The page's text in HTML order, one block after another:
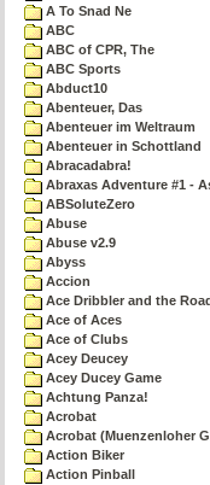
A To Snad Ne
ABC
ABC of CPR, The
ABC Sports
Abduct10
Abenteuer, Das
Abenteuer im Weltraum
Abenteuer in Schottland
Abracadabra!
Abraxas Adventure #1 -
ABSoluteZero
Abuse
Abuse v2.9
Abyss
Accion
Ace Dribbler and the
Ace of Aces
Ace of Clubs
Acey Deucey
Acey Ducey Game
Achtung Panza!
Acrobat
Acrobat (Muenzenloher
Action Biker
Action Pinball